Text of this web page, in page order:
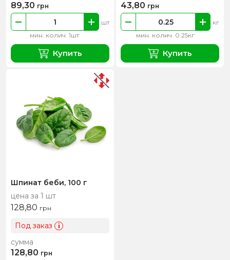
мин. колич. 1шт
шт
89,30 грн
Купить
мин. колич. 0.25кг
кг
43,80 грн
Купить
Шпинат беби, 100 г
цена за 1 шт
128,80 грн
Под заказ i
сумма
128,80 грн